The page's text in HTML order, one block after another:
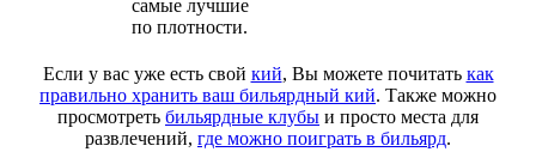
самые лучшие
по плотности.
Если у вас уже есть свой кий, Вы можете почитать как
правильно хранить ваш бильярдный кий. Также можно
просмотреть бильярдные клубы и просто места для
развлечений, где можно поиграть в бильярд.